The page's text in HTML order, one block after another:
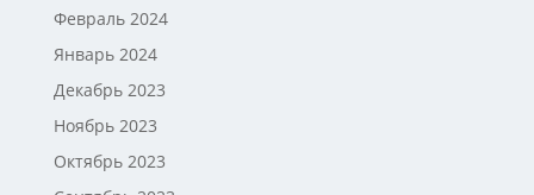
Февраль 2024
Январь 2024
Декабрь 2023
Ноябрь 2023
Октябрь 2023